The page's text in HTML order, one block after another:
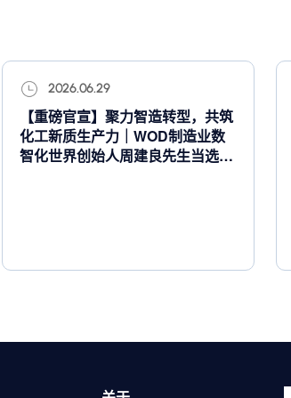
2026.06.29
【重磅官宣】聚力智造转型，共筑
化工新质生产力｜WOD制造业数
智化世界创始人周建良先生当选化